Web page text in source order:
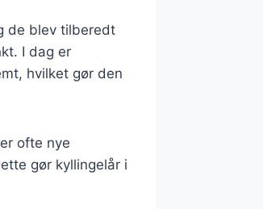
de blev tilberedt
I dag er
hvilket gør den
ofte nye
gør kyllingelår i